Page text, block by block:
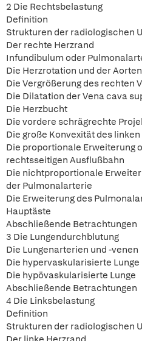
2 Die Rechtsbelastung
Definition
Strukturen der radiologischen
Der rechte Herzrand
Infundibulum oder
Die Herzrotation und der
Die Vergrößerung des rechten
Die Dilatation der Vena cava
Die Herzbucht
Die vordere schrägrechte
Die große Konvexität des
Die proportionale Erweiterung
rechtsseitigen Ausflußbahn
Die nichtproportionale
der Pulmonalarterie
Die Erweiterung des
Hauptäste
Abschließende Betrachtungen
3 Die Lungendurchblutung
Die Lungenarterien und -venen
Die hypervaskularisierte Lunge
Die hypövaskularisierte Lunge
Abschließende Betrachtungen
4 Die Linksbelastung
Definition
Strukturen der radiologischen